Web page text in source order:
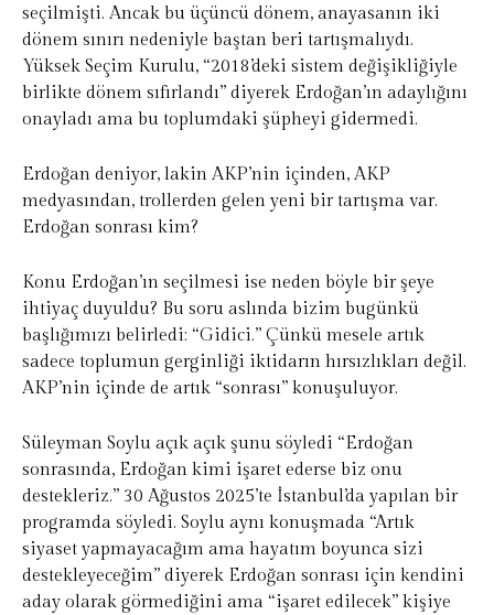
seçilmişti. Ancak bu üçüncü dönem, anayasanın iki
dönem sınırı nedeniyle baştan beri tartışmalıydı.
Yüksek Seçim Kurulu, “2018’deki sistem değişikliğiyle
birlikte dönem sıfırlandı” diyerek Erdoğan’ın adaylığını
onayladı ama bu toplumdaki şüpheyi gidermedi.
Erdoğan deniyor, lakin AKP’nin içinden, AKP
medyasından, trollerden gelen yeni bir tartışma var.
Erdoğan sonrası kim?
Konu Erdoğan’ın seçilmesi ise neden böyle bir şeye
ihtiyaç duyuldu? Bu soru aslında bizim bugünkü
başlığımızı belirledi: “Gidici.” Çünkü mesele artık
sadece toplumun gerginliği iktidarın hırsızlıkları değil.
AKP’nin içinde de artık “sonrası” konuşuluyor.
Süleyman Soylu açık açık şunu söyledi “Erdoğan
sonrasında, Erdoğan kimi işaret ederse biz onu
destekleriz.” 30 Ağustos 2025’te İstanbul’da yapılan bir
programda söyledi. Soylu aynı konuşmada “Artık
siyaset yapmayacağım ama hayatım boyunca sizi
destekleyeceğim” diyerek Erdoğan sonrası için kendini
aday olarak görmediğini ama “işaret edilecek” kişiye